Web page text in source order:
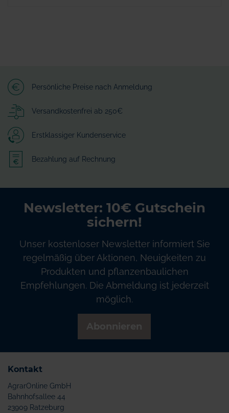
Persönliche Preise nach Anmeldung
Versandkostenfrei ab 250€
Erstklassiger Kundenservice
Bezahlung auf Rechnung
Newsletter: 10€ Gutschein
sichern!
Unser kostenloser Newsletter informiert Sie
regelmäßig über Aktionen, Neuigkeiten zu
Produkten und pflanzenbaulichen
Empfehlungen. Die Abmeldung ist jederzeit
möglich.
Kontakt
AgrarOnline GmbH
Bahnhofsallee 44
23909 Ratzeburg